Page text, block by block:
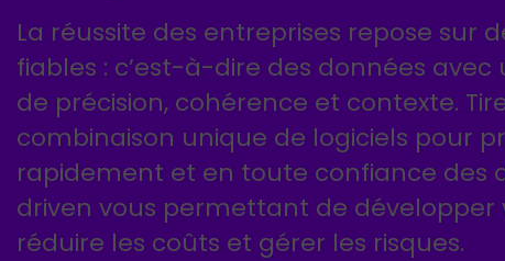
La réussite des entreprises repose sur
fiables : c’est-à-dire des données
de précision, cohérence et contexte.
combinaison unique de logiciels pour
rapidement et en toute confiance des
driven vous permettant de développer
réduire les coûts et gérer les risques.